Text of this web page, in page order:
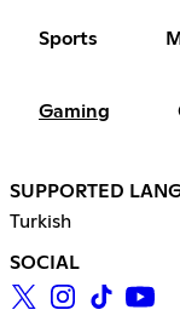
Sports
Gaming
SUPPORTED
Turkish
SOCIAL